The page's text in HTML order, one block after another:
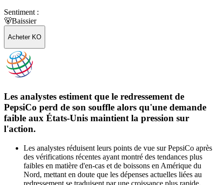
Sentiment :
🐻Baissier
Acheter KO
Les analystes estiment que le redressement de
PepsiCo perd de son souffle alors qu'une demande
faible aux États-Unis maintient la pression sur
l'action.
Les analystes réduisent leurs points de vue sur PepsiCo après
des vérifications récentes ayant montré des tendances plus
faibles en matière d'en-cas et de boissons en Amérique du
Nord, mettant en doute que les dépenses actuelles liées au
redressement se traduisent par une croissance plus rapide.